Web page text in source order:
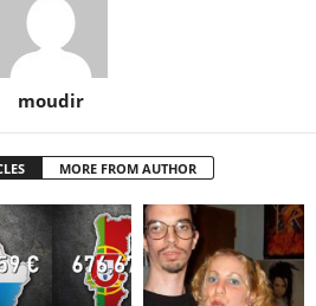
moudir
MORE FROM AUTHOR